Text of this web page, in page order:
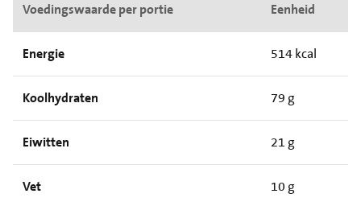
Voedingswaarde per portie Eenheid
Energie 514 kcal
Koolhydraten 79 g
Eiwitten 21 g
Vet 10 g